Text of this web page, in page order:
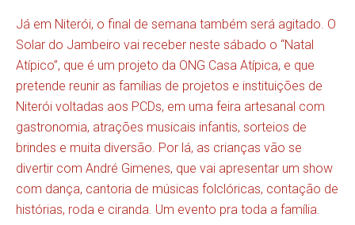
Já em Niterói, o final de semana também será agitado. O
Solar do Jambeiro vai receber neste sábado o “Natal
Atípico”, que é um projeto da ONG Casa Atípica, e que
pretende reunir as famílias de projetos e instituições de
Niterói voltadas aos PCDs, em uma feira artesanal com
gastronomia, atrações musicais infantis, sorteios de
brindes e muita diversão. Por lá, as crianças vão se
divertir com André Gimenes, que vai apresentar um show
com dança, cantoria de músicas folclóricas, contação de
histórias, roda e ciranda. Um evento pra toda a família.